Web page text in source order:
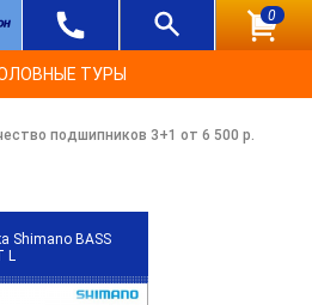
0
ТУРЫ
подшипников 3+1 от 6 500 р.
Shimano BASS
L